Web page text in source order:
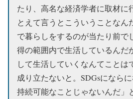
たり、高名な経済学者に取材に
とえて言うとこういうことなん
で暮らしをするのが当たり前で
得の範囲内で生活しているんだ
して生活していくなんてことは
成り立たないと。SDGsになら
持続可能なことじゃないんだ」